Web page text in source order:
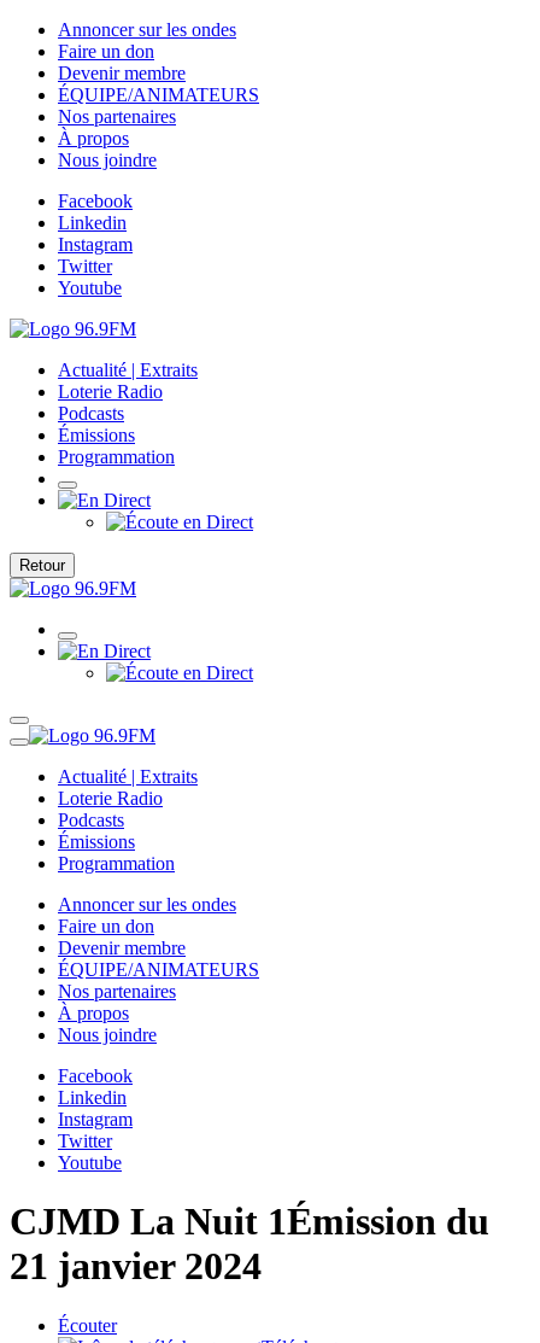
Annoncer sur les ondes
Faire un don
Devenir membre
ÉQUIPE/ANIMATEURS
Nos partenaires
À propos
Nous joindre
Facebook
Linkedin
Instagram
Twitter
Youtube
Actualité | Extraits
Loterie Radio
Podcasts
Émissions
Programmation
Retour
Actualité | Extraits
Loterie Radio
Podcasts
Émissions
Programmation
Annoncer sur les ondes
Faire un don
Devenir membre
ÉQUIPE/ANIMATEURS
Nos partenaires
À propos
Nous joindre
Facebook
Linkedin
Instagram
Twitter
Youtube
CJMD La Nuit 1Émission du
21 janvier 2024
Écouter